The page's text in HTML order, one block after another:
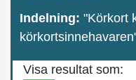
Indelning: "Körkort
Visa resultat som: